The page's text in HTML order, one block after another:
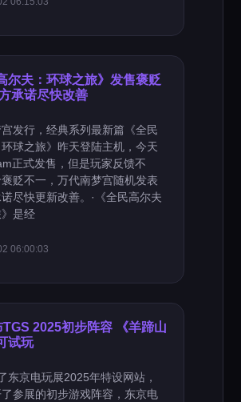
尔夫：环球之旅》发售褒贬
承诺尽快改善
发行，经典系列最新篇《全民
球之旅》昨天登陆主机，今天
正式发售，但是玩家反馈不
贬不一，万代南梦宫随机发表
尽快更新改善。·《全民高尔夫
是经
06:00:03
TGS 2025初步阵容 《羊蹄山
试玩
东京电玩展2025年特设网站，
了参展的初步游戏阵容，东京电